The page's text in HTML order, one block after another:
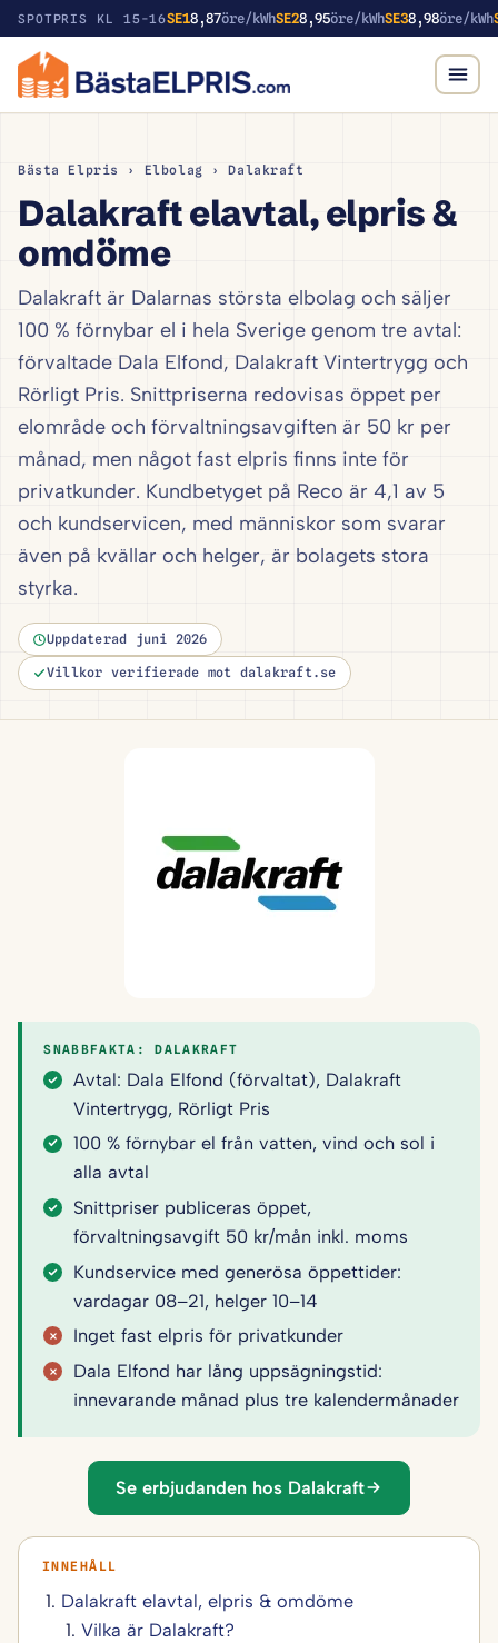
SPOTPRIS KL 15-16SE18,87öre/kWhSE28,95öre/kWhSE38,98öre/kWh
Bästa Elpris › Elbolag › Dalakraft
Dalakraft elavtal, elpris &
omdöme
Dalakraft är Dalarnas största elbolag och säljer
100 % förnybar el i hela Sverige genom tre avtal:
förvaltade Dala Elfond, Dalakraft Vintertrygg och
Rörligt Pris. Snittpriserna redovisas öppet per
elområde och förvaltningsavgiften är 50 kr per
månad, men något fast elpris finns inte för
privatkunder. Kundbetyget på Reco är 4,1 av 5
och kundservicen, med människor som svarar
även på kvällar och helger, är bolagets stora
styrka.
Uppdaterad juni 2026
Villkor verifierade mot dalakraft.se
SNABBFAKTA: DALAKRAFT
Avtal: Dala Elfond (förvaltat), Dalakraft
Vintertrygg, Rörligt Pris
100 % förnybar el från vatten, vind och sol i
alla avtal
Snittpriser publiceras öppet,
förvaltningsavgift 50 kr/mån inkl. moms
Kundservice med generösa öppettider:
vardagar 08–21, helger 10–14
Inget fast elpris för privatkunder
Dala Elfond har lång uppsägningstid:
innevarande månad plus tre kalendermånader
Se erbjudanden hos Dalakraft
Dalakraft elavtal, elpris & omdöme
Vilka är Dalakraft?